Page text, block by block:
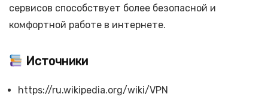
сервисов способствует более безопасной и
комфортной работе в интернете.
Источники
https://ru.wikipedia.org/wiki/VPN